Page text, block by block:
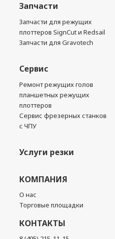
Запчасти
Запчасти для режущих
плоттеров SignCut и Redsail
Запчасти для Gravotech
Сервис
Ремонт режущих голов
планшетных режущих
плоттеров
Сервис фрезерных станков
с ЧПУ
Услуги резки
КОМПАНИЯ
О нас
Торговые площадки
КОНТАКТЫ